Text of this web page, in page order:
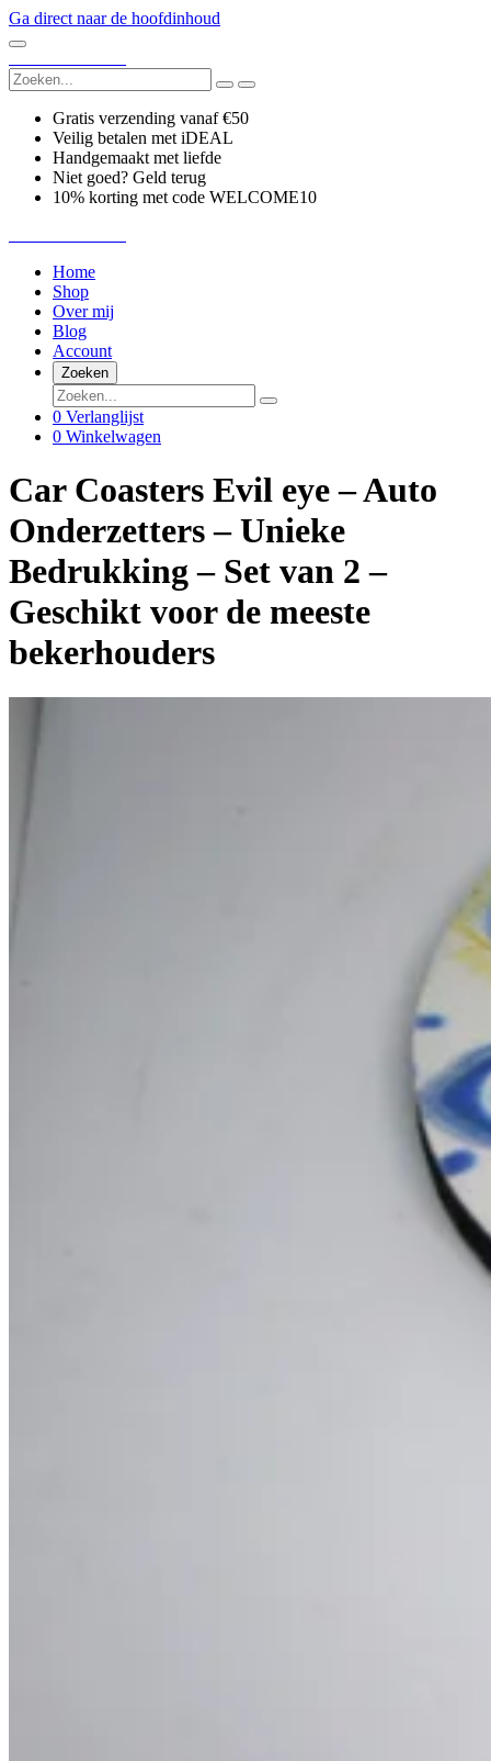
Ga direct naar de hoofdinhoud
Gratis verzending vanaf €50
Veilig betalen met iDEAL
Handgemaakt met liefde
Niet goed? Geld terug
10% korting met code WELCOME10
Home
Shop
Over mij
Blog
Account
Zoeken
0 Verlanglijst
0 Winkelwagen
Car Coasters Evil eye – Auto
Onderzetters – Unieke
Bedrukking – Set van 2 –
Geschikt voor de meeste
bekerhouders